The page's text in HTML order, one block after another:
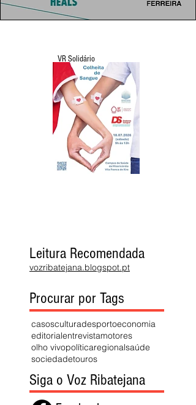
VR Solidário
Leitura Recomendada
vozribatejana.blogspot.pt
Procurar por Tags
casosculturadesportoeconomia
editorialentrevistamotores
olho vivopolíticaregionalsaúde
sociedadetouros
Siga o Voz Ribatejana